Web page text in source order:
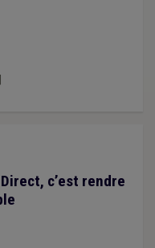
c’est rendre